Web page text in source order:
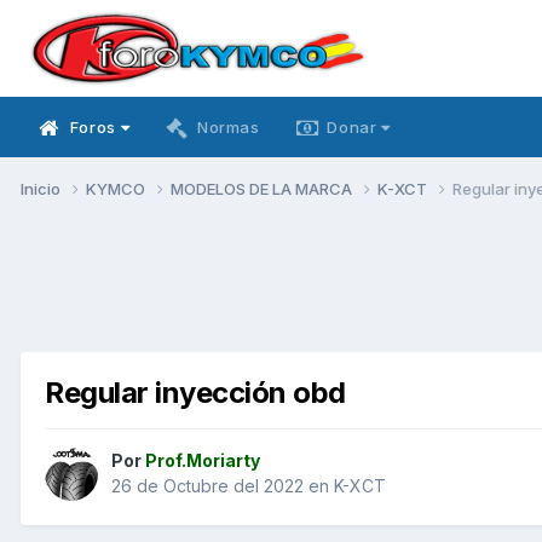
Foros Normas Donar
Inicio KYMCO MODELOS DE LA MARCA K-XCT Regular
Regular inyección obd
Por Prof.Moriarty
26 de Octubre del 2022 en K-XCT